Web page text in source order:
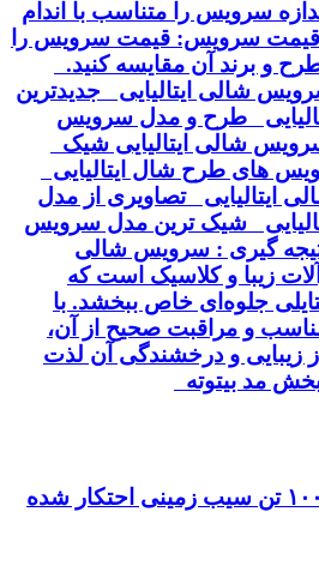
سرویس را متناسب با اندام
قیمت سرویس: قیمت سرویس را
و برند آن مقایسه کنید.
شالی ایتالیایی جدیدترین
طرح و مدل سرویس
شالی ایتالیایی شیک
های طرح شال ایتالیایی
تصاویری از مدل
شیک ترین مدل سرویس
گیری : سرویس شالی
زیبا و کلاسیک است که
جلوه‌ای خاص ببخشد. با
و مراقبت صحیح از آن،
زیبایی و درخشندگی آن لذت
مد بیتوته
کشف یک هزار و ۱۰۰ تن سیب زمینی احتکار شده